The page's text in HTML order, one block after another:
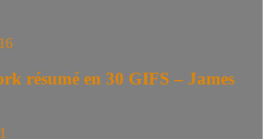
résumé en 30 GIFS – James